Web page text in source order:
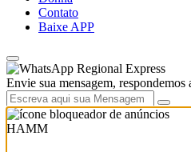
Contato
Baixe APP
Regional Express
Envie sua mensagem, respondemos
HAMM